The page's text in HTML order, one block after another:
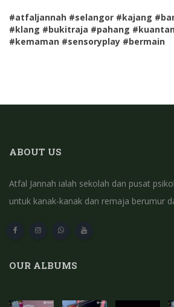
#atfaljannah #selangor #kajang
#klang #bukitraja #pahang
#kemaman #sensoryplay #bermain
ABOUT US
Atfal Jannah ialah sekolah dan pusat
untuk kanak-kanak dan remaja berumur
OUR ALBUMS